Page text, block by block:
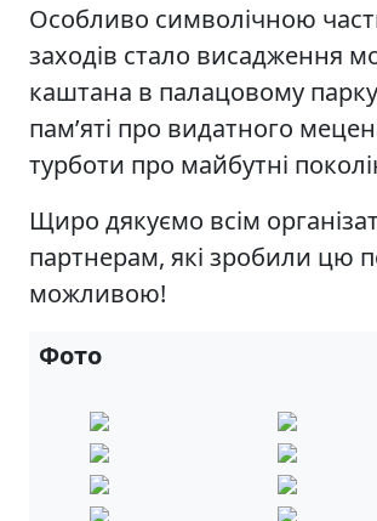
Особливо символічною
заходів стало висадження
каштана в палацовому
пам’яті про видатного
турботи про майбутні
Щиро дякуємо всім
партнерам, які зробили цю
можливою!
Фото